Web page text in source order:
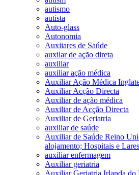
autismo
autista
Auto-glass
Autonomia
Auxiiares de Saúde
auxilar de ação direta
auxiliar
auxiliar ação médica
Auxiliar Ação Médica
Auxiliar Acção Directa
Auxiliar de ação médica
Auxiliar de Acção Directa
Auxiliar de Geriatria
auxiliar de saúde
Auxiliar de Saúde Reino
alojamento; Hospitais e
auxiliar enfermagem
Auxiliar geriatria
Auxiliar Geriatria Irlanda do